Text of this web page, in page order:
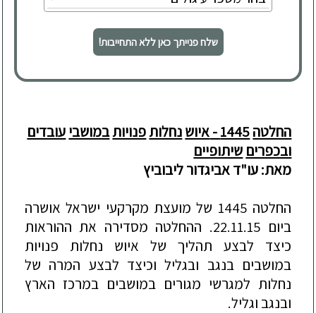
שלח פנייתך כאן ללא התחייבות!
החלטה1445 - איושנחלותפנויותבמושביעובדים
ובכפרים שיתופיים
מאת:עו"דאביגדורליבוביץ
החלטה 1445 של מועצת מקרקעי ישראל אושרה
ביום 22.11.15. ההחלטה מסדירה את ההוראות
כיצד לבצע תהליך של איוש נחלות פנויות
במושביםבנגב ובגליל וכיצד לבצע המרה של
נחלות למגרשי מגוריםבמושביםבמרכז הארץ
ובנגב וגליל.